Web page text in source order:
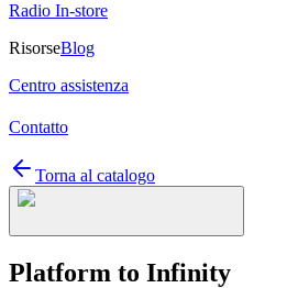
Radio In-store
RisorseBlog
Centro assistenza
Contatto
Torna al catalogo
Platform to Infinity